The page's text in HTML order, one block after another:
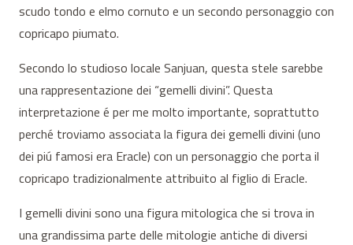
scudo tondo e elmo cornuto e un secondo personaggio con
copricapo piumato.
Secondo lo studioso locale Sanjuan, questa stele sarebbe
una rappresentazione dei “gemelli divini”. Questa
interpretazione é per me molto importante, soprattutto
perché troviamo associata la figura dei gemelli divini (uno
dei piú famosi era Eracle) con un personaggio che porta il
copricapo tradizionalmente attribuito al figlio di Eracle.
I gemelli divini sono una figura mitologica che si trova in
una grandissima parte delle mitologie antiche di diversi